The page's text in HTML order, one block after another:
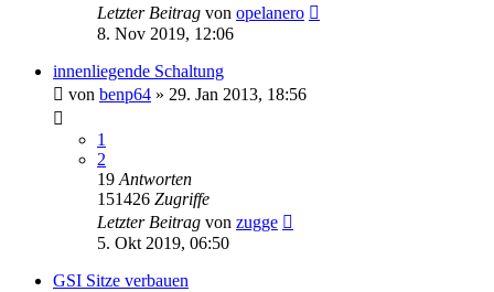
Letzter Beitrag von opelanero
8. Nov 2019, 12:06
innenliegende Schaltung
von benp64 » 29. Jan 2013, 18:56
1
2
19 Antworten
151426 Zugriffe
Letzter Beitrag von zugge
5. Okt 2019, 06:50
GSI Sitze verbauen